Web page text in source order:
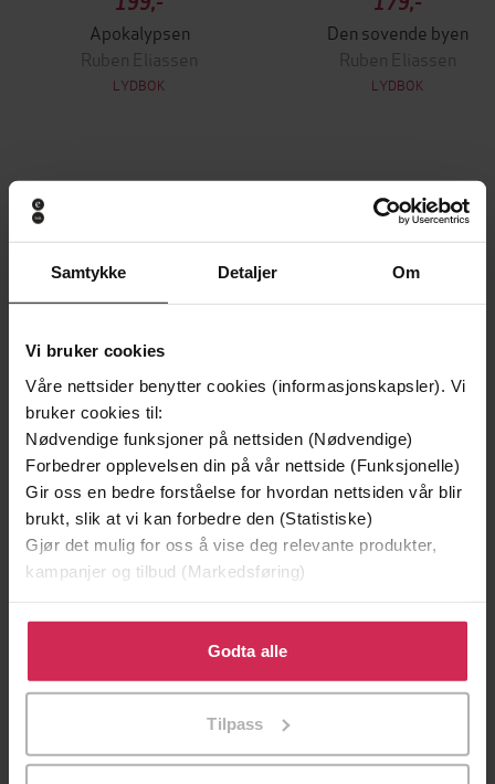
Samtykke Detaljer Om
Vi bruker cookies
Våre nettsider benytter cookies (informasjonskapsler). Vi
bruker cookies til:
Nødvendige funksjoner på nettsiden (Nødvendige)
Forbedrer opplevelsen din på vår nettside (Funksjonelle)
Gir oss en bedre forståelse for hvordan nettsiden vår blir
brukt, slik at vi kan forbedre den (Statistiske)
Gjør det mulig for oss å vise deg relevante produkter,
kampanjer og tilbud (Markedsføring)
Klikk på «Godta alle» for å gi oss ditt samtykke til å
bruke cookies for alle disse formålene. Du kan også
tilpasse ditt samtykke til spesifikke formål ved å klikke
Godta alle
Tilpass
Apokalypsen
Ruben Eliassen
LYDBOK
Den sovende byen
Ruben Eliassen
LYDBOK
Andre har også kjøpt
Premium
Frostens datter
LYDBOK
Utfrielsen
LYDBOK